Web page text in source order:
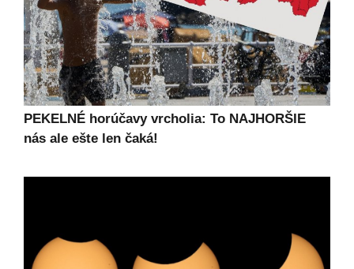
PEKELNÉ horúčavy vrcholia: To NAJHORŠIE
nás ale ešte len čaká!